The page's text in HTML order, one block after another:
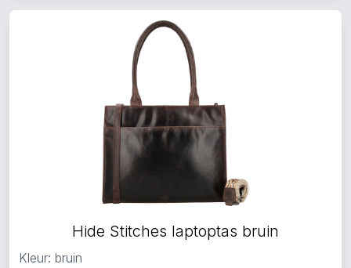
Hide Stitches laptoptas bruin
Kleur: bruin